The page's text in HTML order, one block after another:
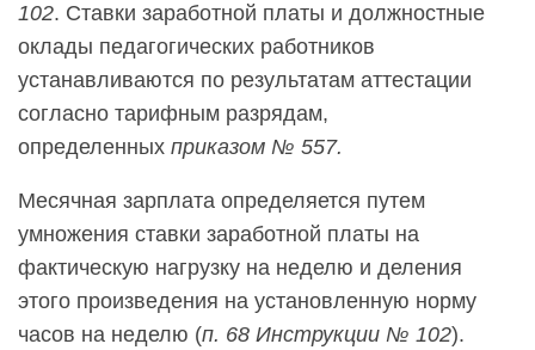
102. Ставки заработной платы и должностные
оклады педагогических работников
устанавливаются по результатам аттестации
согласно тарифным разрядам,
определенных приказом № 557.
Месячная зарплата определяется путем
умножения ставки заработной платы на
фактическую нагрузку на неделю и деления
этого произведения на установленную норму
часов на неделю (п. 68 Инструкции № 102).